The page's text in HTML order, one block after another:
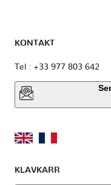
KONTAKT
Tel : +33 977 803 642
KLAVKARR